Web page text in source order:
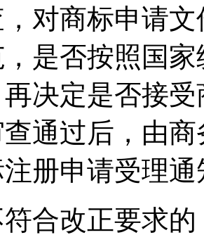
对商标申请
是否按照国
决定是否接
通过后，由
册申请受理
合改正要求